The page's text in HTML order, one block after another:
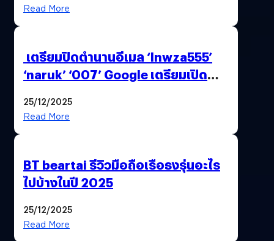
Read More
เตรียมปิดตำนานอีเมล ‘lnwza555’
‘naruk’ ‘007’ Google เตรียมเปิด
25/12/2025
Read More
BT beartai รีวิวมือถือเรือธงรุ่นอะไร
ไปบ้างในปี 2025
25/12/2025
Read More